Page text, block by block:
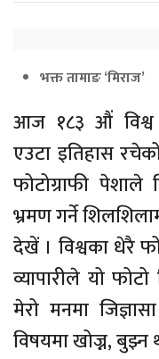
भक्त तामाङ ‘मिराज’
आज १८३ औं विश्व
एउटा इतिहास
फोटोग्राफी पेशाले
भ्रमण गर्ने
देखें । विश्वका धेरै
व्यापारीले यो
मेरो मनमा
विषयमा खोज्न, बुझ्न